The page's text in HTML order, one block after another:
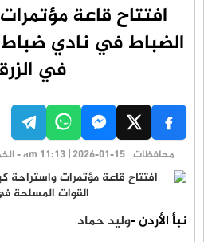
افتتاح قاعة
الضباط في نادي
في
محافظات am 11:13 | 2026-01-15 - الخميس
نبأ الأردن -وليد حماد